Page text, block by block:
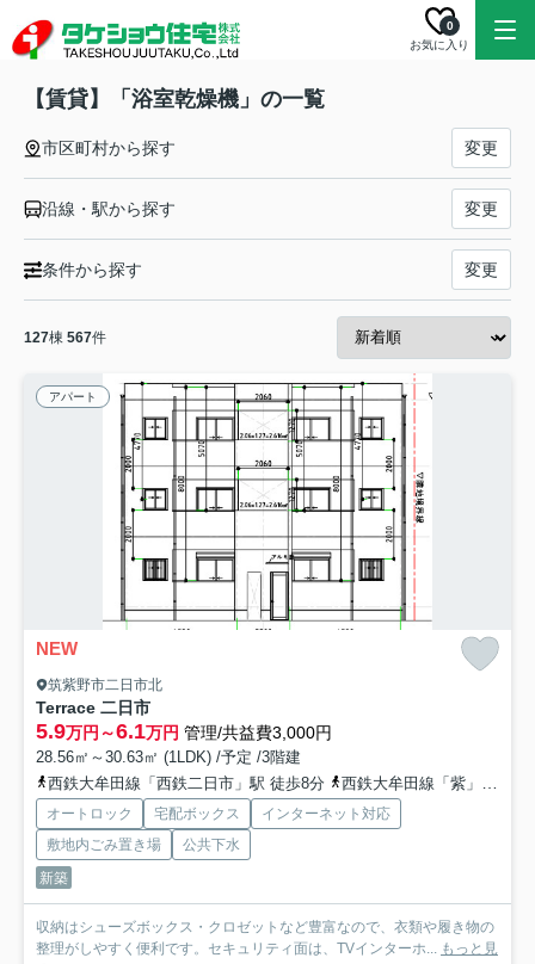
お気に入り
0
【賃貸】「浴室乾燥機」の一覧
市区町村から探す 変更
沿線・駅から探す 変更
条件から探す 変更
127棟 567件
アパート
NEW
筑紫野市二日市北
Terrace 二日市
5.9万円～6.1万円 管理/共益費3,000円
28.56㎡～30.63㎡ (1LDK) /予定 /3階建
西鉄大牟田線「西鉄二日市」駅 徒歩8分
西鉄大牟田線「紫」駅 徒歩14分
オートロック 宅配ボックス
インターネット対応
敷地内ごみ置き場
公共下水
新築
収納はシューズボックス・クロゼットなど豊富なので、衣類や履き物の
整理がしやすく便利です。セキュリティ面は、TVインターホ... もっと見